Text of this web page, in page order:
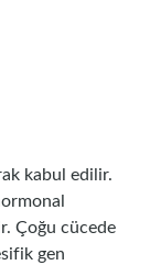
kabul edilir.
Çoğu cücede
gen